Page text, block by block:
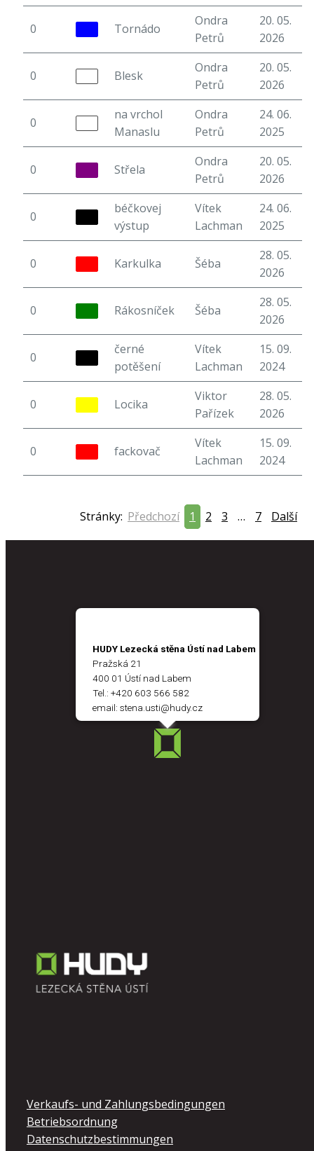
0 Tornádo
Ondra
Petrů
20. 05.
2026
0 Blesk
Ondra
Petrů
20. 05.
2026
0
na vrchol
Manaslu
Ondra
Petrů
24. 06.
2025
0 Střela
Ondra
Petrů
20. 05.
2026
0
béčkovej
výstup
Vítek
Lachman
24. 06.
2025
0 Karkulka Šéba
28. 05.
2026
0 Rákosníček Šéba
28. 05.
2026
0
černé
potěšení
Vítek
Lachman
15. 09.
2024
0 Locika
Viktor
Pařízek
28. 05.
2026
0 fackovač
Vítek
Lachman
15. 09.
2024
Stránky: Předchozí 1 2 3 … 7 Další
HUDY Lezecká stěna Ústí nad Labem
Pražská 21
400 01 Ústí nad Labem
Tel.: +420 603 566 582
email: stena.usti@hudy.cz
Verkaufs- und Zahlungsbedingungen
Betriebsordnung
Datenschutzbestimmungen